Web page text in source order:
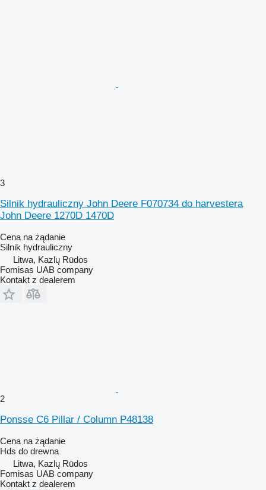
3
Silnik hydrauliczny John Deere F070734 do harvestera
John Deere 1270D 1470D
Cena na żądanie
Silnik hydrauliczny
Litwa, Kazlų Rūdos
Fomisas UAB company
Kontakt z dealerem
2
Ponsse C6 Pillar / Column P48138
Cena na żądanie
Hds do drewna
Litwa, Kazlų Rūdos
Fomisas UAB company
Kontakt z dealerem